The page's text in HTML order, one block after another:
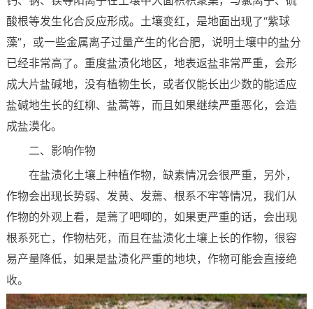
酸根等发生化合反应形成。土壤变红，是地面出现了“紫球
藻”，或一些金属离子过量产生的化合肥，说明土壤中的盐分
已经非常高了。重度盐渍化地区，地表返盐非常严重，会形
成大片盐碱地，没有植物生长，或者仅能长出少数的能适应
盐碱地生长的红柳、盐蒿等，而且如果继续严重恶化，会造
成盐漠化。
二、影响作物
在盐渍化土壤上种植作物，缺素情况会很严重，另外，
作物会出现长势弱、发黄、发蔫、根系不牢等情况，我们从
作物的外观上看，是蔫了吧唧的，如果更严重的话，会出现
根系死亡，作物枯死，而且在盐渍化土壤上长的作物，很容
易产量降低，如果是盐渍化严重的地块，作物可能会直接绝
收。